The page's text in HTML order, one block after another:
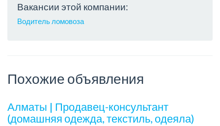
Вакансии этой компании:
Водитель ломовоза
Похожие объявления
Алматы | Продавец-консультант
(домашняя одежда, текстиль, одеяла)